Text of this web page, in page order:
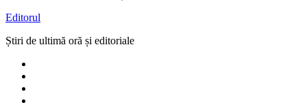
Editorul
Știri de ultimă oră și editoriale